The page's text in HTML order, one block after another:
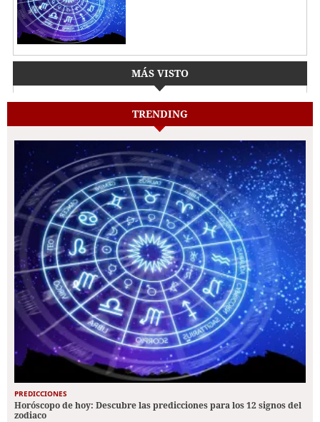
MÁS VISTO
TRENDING
PREDICCIONES
Horóscopo de hoy: Descubre las predicciones para los 12 signos del
zodiaco